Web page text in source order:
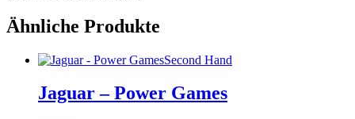
Ähnliche Produkte
Second Hand
Jaguar – Power Games